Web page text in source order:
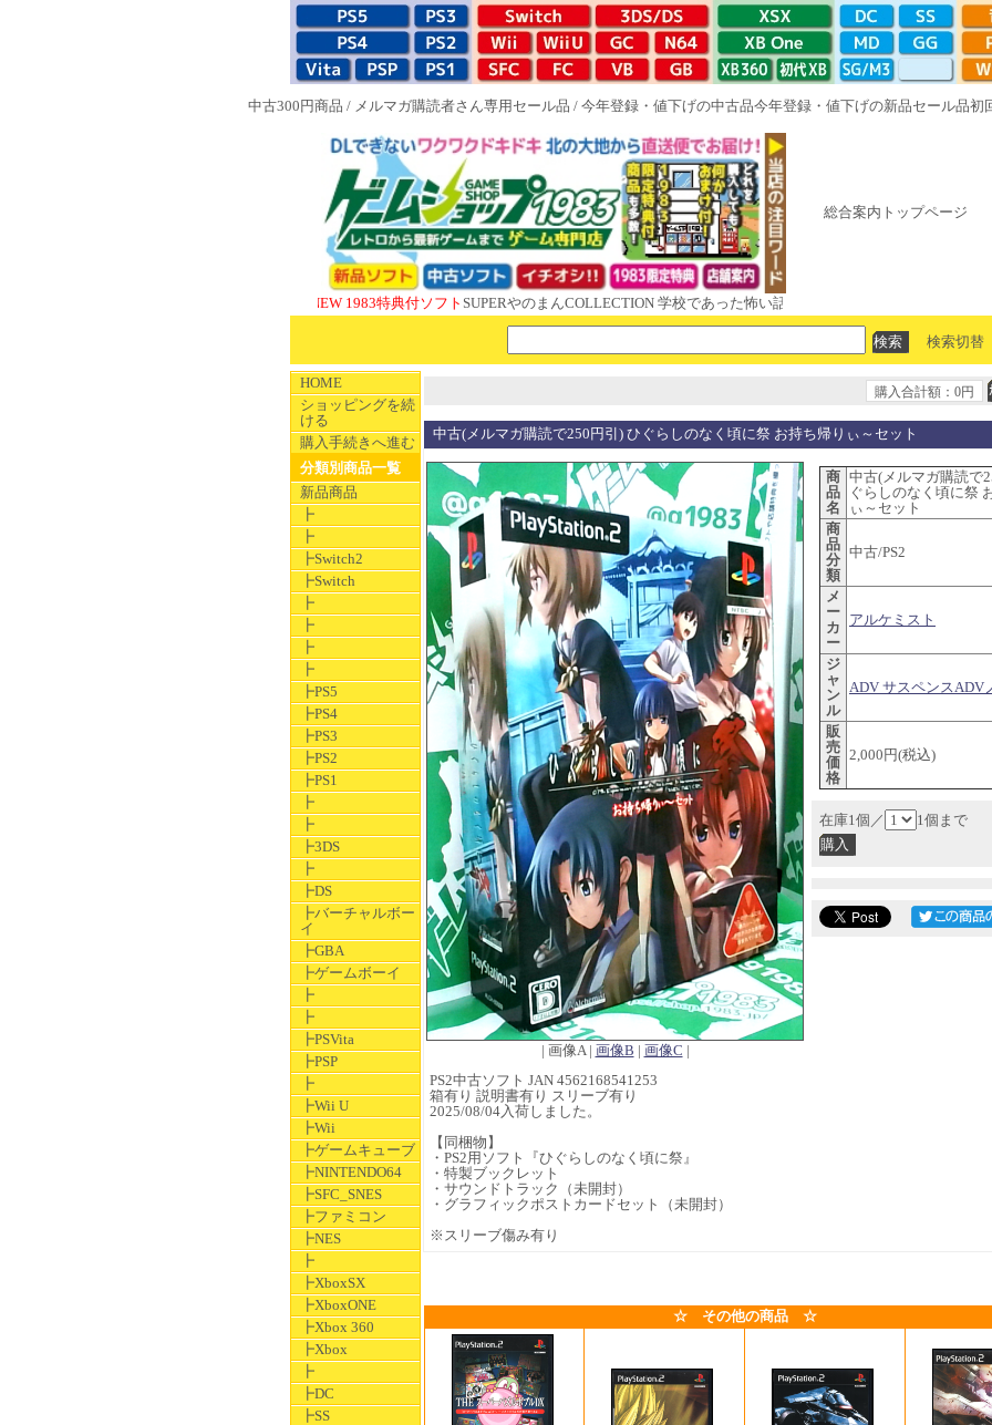
中古300円商品 / メルマガ購読者さん専用セール品 / 今年登録・値下げの中古品今年登録・値下げの新品セール品初
総合案内トップページ
NEW 1983特典付ソフトSUPERやのまんCOLLECTION 学校であった怖い話と晦󠄀つきこもり ルート16R やがて散り
検索切替
HOME
ショッピングを続
ける
購入手続きへ進む
分類別商品一覧
新品商品
┣
┣
┣Switch2
┣Switch
┣
┣
┣
┣
┣PS5
┣PS4
┣PS3
┣PS2
┣PS1
┣
┣
┣3DS
┣
┣DS
┣バーチャルボー
イ
┣GBA
┣ゲームボーイ
┣
┣
┣PSVita
┣PSP
┣
┣Wii U
┣Wii
┣ゲームキューブ
┣NINTENDO64
┣SFC_SNES
┣ファミコン
┣NES
┣
┣XboxSX
┣XboxONE
┣Xbox 360
┣Xbox
┣
┣DC
┣SS
購入合計額：0円
中古(メルマガ購読で250円引) ひぐらしのなく頃に祭 お持ち帰りぃ～セット
| 画像A | 画像B | 画像C |
商
品
名
中古(メルマガ購読で
ぐらしのなく頃に祭
ぃ～セット
商
品
分
類
中古/PS2
メ
ー
カ
ー
アルケミスト
ジ
ャ
ン
ル
ADV サスペンスADV
販
売
価
格
2,000円(税込)
在庫1個／ 1個まで
PS2中古ソフト JAN 4562168541253
箱有り 説明書有り スリーブ有り
2025/08/04入荷しました。
【同梱物】
・PS2用ソフト『ひぐらしのなく頃に祭』
・特製ブックレット
・サウンドトラック（未開封）
・グラフィックポストカードセット（未開封）
※スリーブ傷み有り
☆ その他の商品 ☆